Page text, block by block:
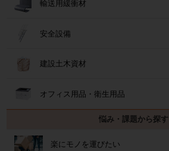
輸送用緩衝材
安全設備
建設土木資材
オフィス用品・衛生用品
悩み・課題から探す
楽にモノを運びたい